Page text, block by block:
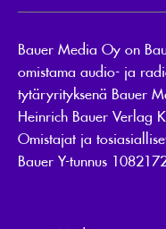
Bauer Media Oy on
omistama audio- ja
tytäryrityksenä Bauer
Heinrich Bauer Verlag
Omistajat ja
Bauer Y-tunnus